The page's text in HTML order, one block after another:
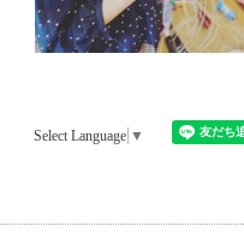
Select Language ▼